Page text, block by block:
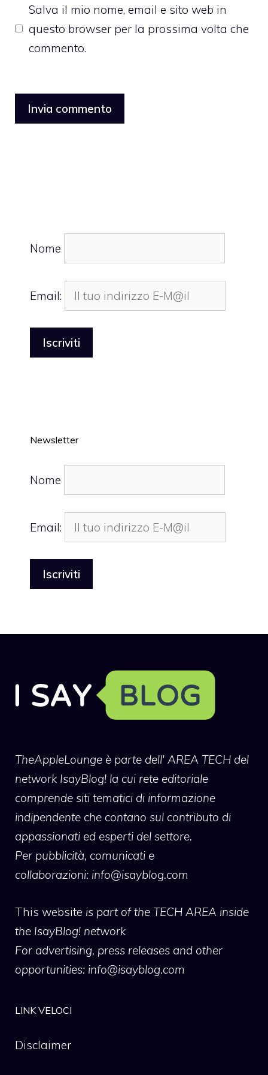
Salva il mio nome, email e sito web in
questo browser per la prossima volta che
commento.
Nome
Email:
Newsletter
Nome
Email:
TheAppleLounge è parte dell' AREA TECH del
network IsayBlog! la cui rete editoriale
comprende siti tematici di informazione
indipendente che contano sul contributo di
appassionati ed esperti del settore.
Per pubblicità, comunicati e
collaborazioni: info@isayblog.com
This website is part of the TECH AREA inside
the IsayBlog! network
For advertising, press releases and other
opportunities: info@isayblog.com
LINK VELOCI
Disclaimer